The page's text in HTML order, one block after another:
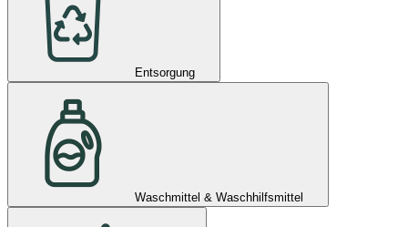
Entsorgung
Waschmittel & Waschhilfsmittel